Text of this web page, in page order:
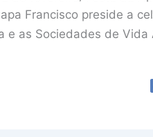
Francisco preside a
e as Sociedades de